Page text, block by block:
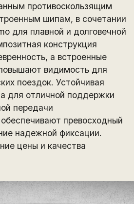
противоскользящим
шипам, в сочетании
для плавной и долговечной
конструкция
а встроенные
видимость для
поездок. Устойчивая
для отличной поддержки
передачи
превосходный
надежной фиксации.
цены и качества